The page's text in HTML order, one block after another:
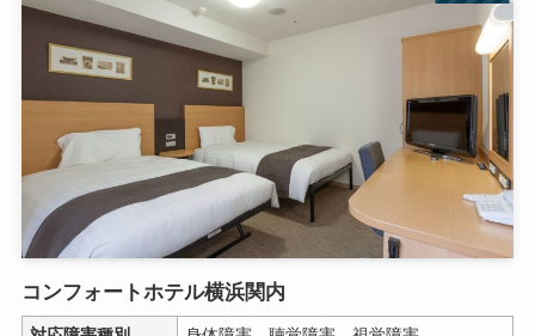
コンフォートホテル横浜関内